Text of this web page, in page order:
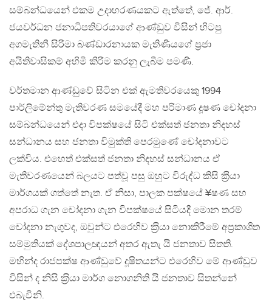
සම්බන්ධයෙන් එකම උදාහරණයකට ඇත්තේ, ජේ. ආර්.
ජයවර්ධන ජනාධිපතිවරයාගේ ආණ්ඩුව විසින් හිටපු
අගමැතිනී සිරිමා බණ්ඩාරනායක මැතිණියගේ ප‍්‍රජා
අයිතිවාසිකම් අහිමි කිරීම කරනු ලැබීම පමණි.
වර්තමාන ආණ්ඩුවේ සිටින එක් ඇමතිවරයෙකු 1994
පාර්ලිමේන්තු මැතිවරණ සමයේදී මහ පරිමාණ දූෂණ චෝදනා
සම්බන්ධයෙන් එදා විපක්ෂයේ සිටි එක්සත් ජනතා නිදහස්
සන්ධානය සහ ජනතා විමුක්ති පෙරමුණේ චෝදනාවට
ලක්විය. එහෙත් එක්සත් ජනතා නිදහස් සන්ධානය ඒ
මැතිවරණයෙන් බලයට පත්වූ පසු ඔහුට විරුද්ධ කිසි ක‍්‍රියා
මාර්ගයක් ගත්තේ නැත. ඒ නිසා, පාලක පක්ෂයේ ¥ෂණ සහ
අපරාධ ගැන චෝදනා ගැන විපක්ෂයේ සිටියදී මොන තරම්
චෝදනා නැගුවද, ඔවුන්ට එරෙහිව ක‍්‍රියා නොකිරීමේ අප‍්‍රකාශිත
සම්මුතියක් දේශපාලඥයන් අතර ඇතැ යි ජනතාව සිතති.
මහින්ද රාජපක්ෂ ආණ්ඩුවේ දූෂිතයන්ට එරෙහිව මේ ආණ්ඩුව
විසින් ද නිසි ක‍්‍රියා මාර්ග නොගනිති යි ජනතාව සිතන්නේ
එබැවිනි.